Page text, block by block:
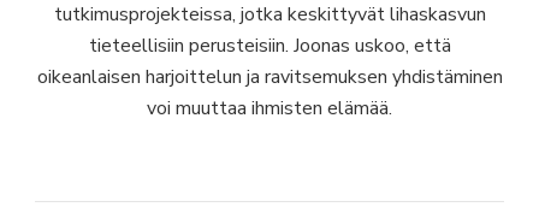
tutkimusprojekteissa, jotka keskittyvät lihaskasvun
tieteellisiin perusteisiin. Joonas uskoo, että
oikeanlaisen harjoittelun ja ravitsemuksen yhdistäminen
voi muuttaa ihmisten elämää.